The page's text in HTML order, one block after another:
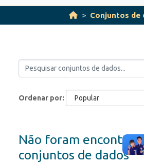
Conjuntos de
Ordenar por
Não foram
conjuntos de dados